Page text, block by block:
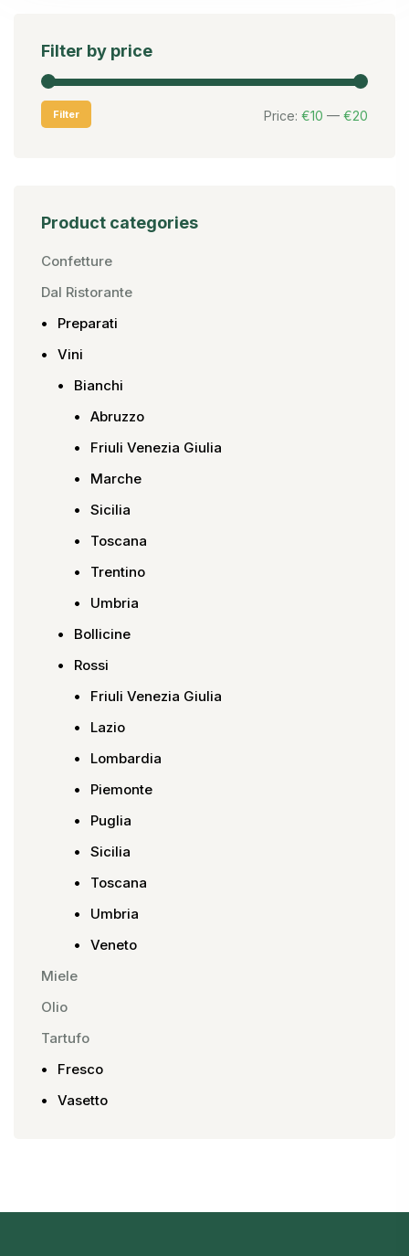
Filter by price
Filter Price: €10 — €20
Product categories
Confetture
Dal Ristorante
Preparati
Vini
Bianchi
Abruzzo
Friuli Venezia Giulia
Marche
Sicilia
Toscana
Trentino
Umbria
Bollicine
Rossi
Friuli Venezia Giulia
Lazio
Lombardia
Piemonte
Puglia
Sicilia
Toscana
Umbria
Veneto
Miele
Olio
Tartufo
Fresco
Vasetto